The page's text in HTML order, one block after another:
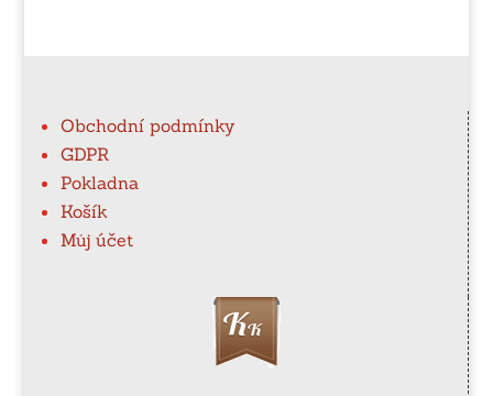
Obchodní podmínky
GDPR
Pokladna
Košík
Můj účet